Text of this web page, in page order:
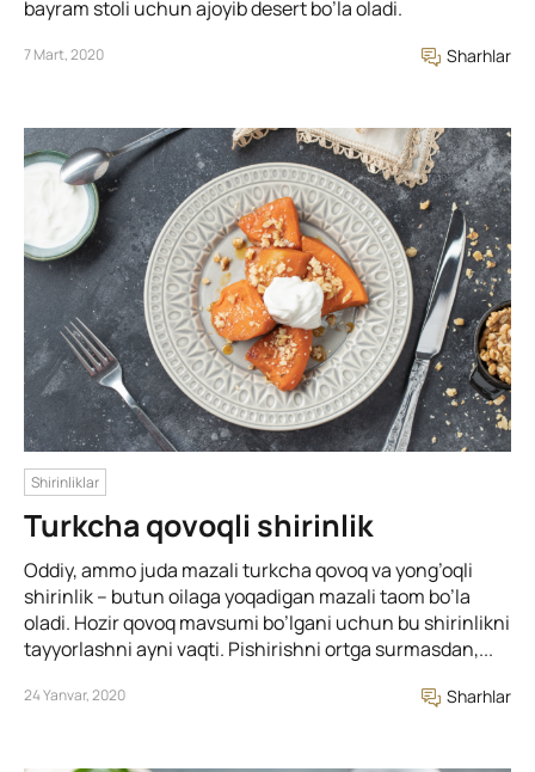
bayram stoli uchun ajoyib desert bo’la oladi.
7 Mart, 2020 Sharhlar
Shirinliklar
Turkcha qovoqli shirinlik
Oddiy, ammo juda mazali turkcha qovoq va yong’oqli
shirinlik – butun oilaga yoqadigan mazali taom bo’la
oladi. Hozir qovoq mavsumi bo’lgani uchun bu shirinlikni
tayyorlashni ayni vaqti. Pishirishni ortga surmasdan,...
24 Yanvar, 2020 Sharhlar